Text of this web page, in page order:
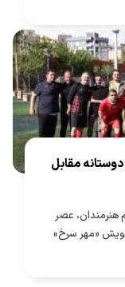
مقابل
هنرمندان، عصر
پویش «مهر سرخ»